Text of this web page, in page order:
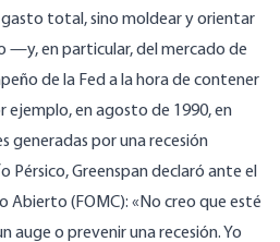
total, sino moldear y orientar
—y, en particular, del mercado de
de la Fed a la hora de contener
ejemplo, en agosto de 1990, en
generadas por una recesión
Pérsico, Greenspan declaró ante el
Abierto (FOMC): «No creo que esté
auge o prevenir una recesión. Yo